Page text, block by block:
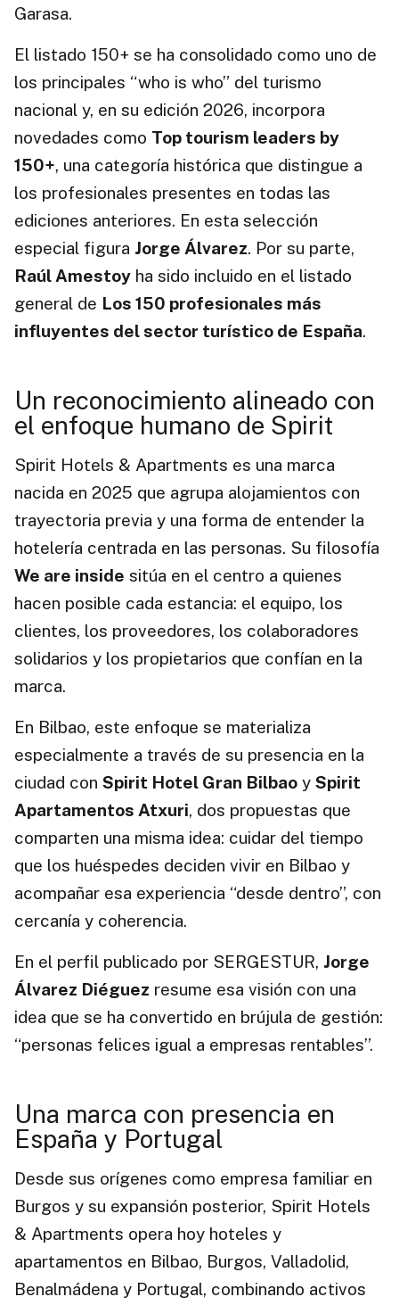
Garasa.
El listado 150+ se ha consolidado como uno de
los principales “who is who” del turismo
nacional y, en su edición 2026, incorpora
novedades como Top tourism leaders by
150+, una categoría histórica que distingue a
los profesionales presentes en todas las
ediciones anteriores. En esta selección
especial figura Jorge Álvarez. Por su parte,
Raúl Amestoy ha sido incluido en el listado
general de Los 150 profesionales más
influyentes del sector turístico de España.
Un reconocimiento alineado con
el enfoque humano de Spirit
Spirit Hotels & Apartments es una marca
nacida en 2025 que agrupa alojamientos con
trayectoria previa y una forma de entender la
hotelería centrada en las personas. Su filosofía
We are inside sitúa en el centro a quienes
hacen posible cada estancia: el equipo, los
clientes, los proveedores, los colaboradores
solidarios y los propietarios que confían en la
marca.
En Bilbao, este enfoque se materializa
especialmente a través de su presencia en la
ciudad con Spirit Hotel Gran Bilbao y Spirit
Apartamentos Atxuri, dos propuestas que
comparten una misma idea: cuidar del tiempo
que los huéspedes deciden vivir en Bilbao y
acompañar esa experiencia “desde dentro”, con
cercanía y coherencia.
En el perfil publicado por SERGESTUR, Jorge
Álvarez Diéguez resume esa visión con una
idea que se ha convertido en brújula de gestión:
“personas felices igual a empresas rentables”.
Una marca con presencia en
España y Portugal
Desde sus orígenes como empresa familiar en
Burgos y su expansión posterior, Spirit Hotels
& Apartments opera hoy hoteles y
apartamentos en Bilbao, Burgos, Valladolid,
Benalmádena y Portugal, combinando activos